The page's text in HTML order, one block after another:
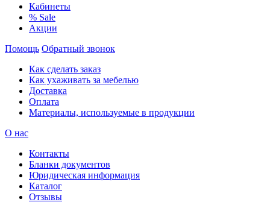
Кабинеты
% Sale
Акции
Помощь Обратный звонок
Как сделать заказ
Как ухаживать за мебелью
Доставка
Оплата
Материалы, используемые в продукции
О нас
Контакты
Бланки документов
Юридическая информация
Каталог
Отзывы